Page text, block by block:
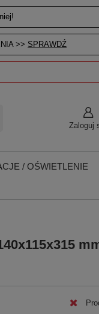
>> SPRAWDŹ
Zaloguj
/ OŚWIETLENIE